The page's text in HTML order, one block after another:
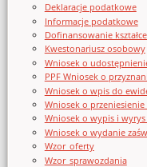
Deklaracje podatkowe
Informacje podatkowe
Dofinansowanie
Kwestonariusz osobowy
Wniosek o
PPF Wniosek o
Wniosek o wpis do
Wniosek o
Wniosek o wypis i
Wniosek o wydanie
Wzor_oferty
Wzor_sprawozdania